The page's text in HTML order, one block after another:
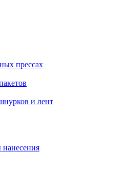
прессах
и лент